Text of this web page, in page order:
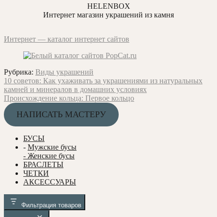
HELENBOX
Интернет магазин украшений из камня
Интернет — каталог интернет сайтов
Рубрика: Виды украшений
Навигация
по
записям
Предыдущая
запись:
10 советов: Как ухаживать за украшениями из натуральных
камней и минералов в домашних условиях
Следующая
запись:
Происхождение кольца: Первое кольцо
НАПИСАТЬ МАСТЕРУ
БУСЫ
- Мужские бусы
- Женские бусы
БРАСЛЕТЫ
ЧЕТКИ
АКСЕССУАРЫ
Фильтрация товаров